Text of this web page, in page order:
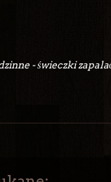
- świeczki